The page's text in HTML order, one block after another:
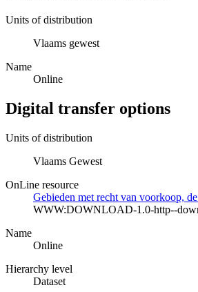
Units of distribution
Vlaams gewest
Name
Online
Digital transfer options
Units of distribution
Vlaams Gewest
OnLine resource
Gebieden met recht van voorkoop,
WWW:DOWNLOAD-1.0-http--
Name
Online
Hierarchy level
Dataset